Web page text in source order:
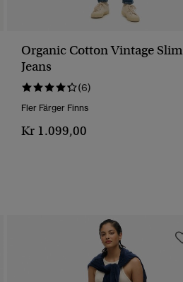
Organic Cotton Vintage Slim
Jeans
(6)
Fler Färger Finns
Kr 1.099,00